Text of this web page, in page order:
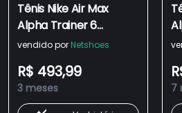
Tênis Nike Air Max
Alpha Trainer 6
Masculino
vendido por Netshoes
R$ 493,99
3 meses 7